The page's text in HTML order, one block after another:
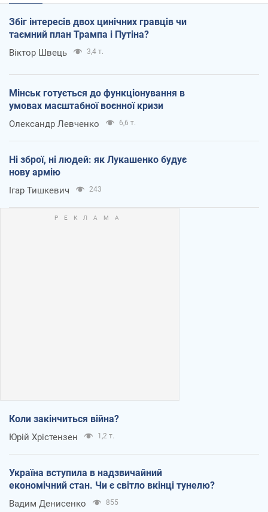
Збіг інтересів двох цинічних гравців чи
таємний план Трампа і Путіна?
Віктор Швець 3,4 т.
Мінськ готується до функціонування в
умовах масштабної воєнної кризи
Олександр Левченко 6,6 т.
Ні зброї, ні людей: як Лукашенко будує
нову армію
Ігар Тишкевич 243
Коли закінчиться війна?
Юрій Хрістензен 1,2 т.
Україна вступила в надзвичайний
економічний стан. Чи є світло вкінці тунелю?
Вадим Денисенко 855